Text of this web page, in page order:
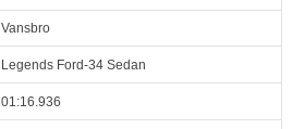
Vansbro
Legends Ford-34 Sedan
01:16.936